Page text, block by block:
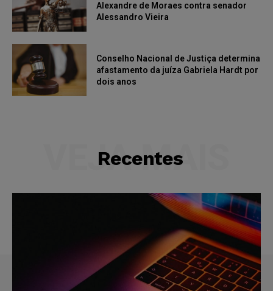
Alexandre de Moraes contra senador
Alessandro Vieira
Conselho Nacional de Justiça determina
afastamento da juíza Gabriela Hardt por
dois anos
Recentes
VEJA MAIS